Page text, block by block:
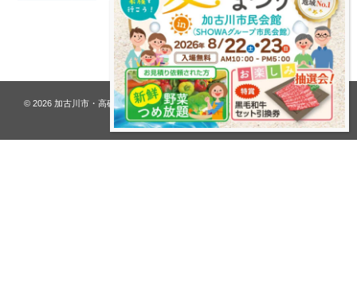
プライバシーポリシー
© 2026 加古川市・高砂市 夢リフォーム ウオハシ – 創業128年の老舗. All rights
reserved.